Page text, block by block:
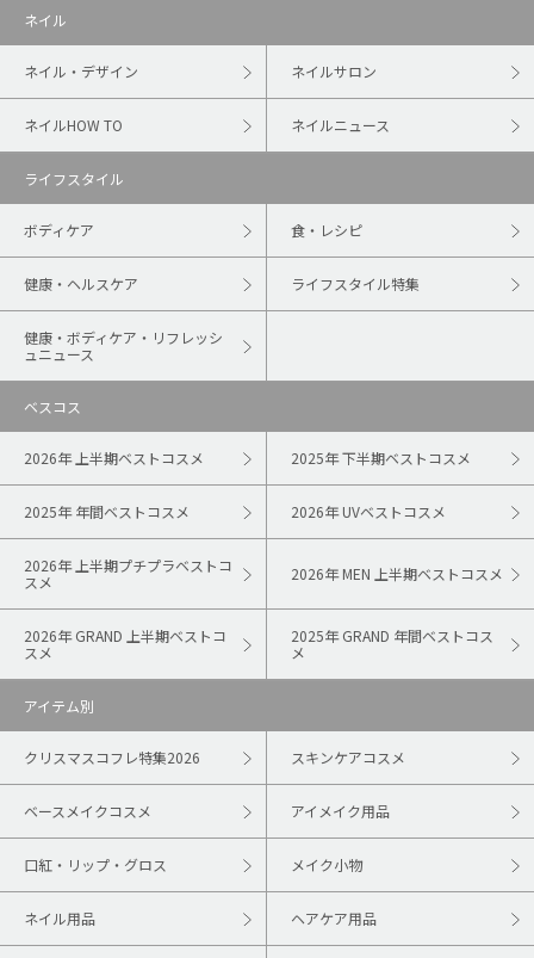
ネイル
ネイル・デザイン ネイルサロン
ネイルHOW TO ネイルニュース
ライフスタイル
ボディケア 食・レシピ
健康・ヘルスケア ライフスタイル特集
健康・ボディケア・リフレッシ
ュニュース
ベスコス
2026年 上半期ベストコスメ 2025年 下半期ベストコスメ
2025年 年間ベストコスメ 2026年 UVベストコスメ
2026年 上半期プチプラベストコ
スメ
2026年 MEN 上半期ベストコスメ
2026年 GRAND 上半期ベストコ
スメ
2025年 GRAND 年間ベストコス
メ
アイテム別
クリスマスコフレ特集2026 スキンケアコスメ
ベースメイクコスメ アイメイク用品
口紅・リップ・グロス メイク小物
ネイル用品 ヘアケア用品